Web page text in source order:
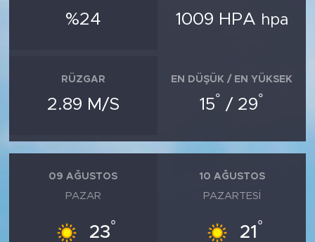
%24 1009 HPA hpa
RÜZGAR
2.89 M/S
EN DÜŞÜK / EN YÜKSEK
15° / 29°
09 AĞUSTOS
PAZAR
23°
10 AĞUSTOS
PAZARTESI
21 °